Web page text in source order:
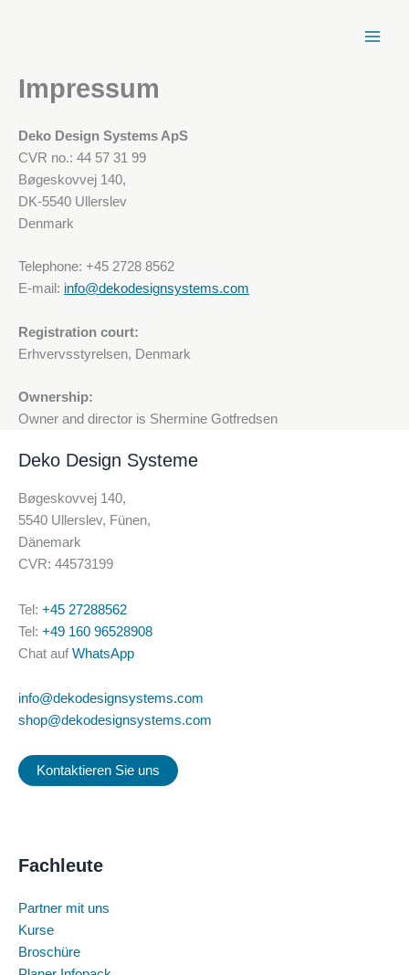
Impressum
Deko Design Systems ApS
CVR no.: 44 57 31 99
Bøgeskovvej 140,
DK-5540 Ullerslev
Denmark
Telephone: +45 2728 8562
E-mail: info@dekodesignsystems.com
Registration court:
Erhvervsstyrelsen, Denmark
Ownership:
Owner and director is Shermine Gotfredsen
Deko Design Systeme
Bøgeskovvej 140,
5540 Ullerslev, Fünen,
Dänemark
CVR: 44573199
Tel: +45 27288562
Tel: +49 160 96528908
Chat auf WhatsApp
info@dekodesignsystems.com
shop@dekodesignsystems.com
Kontaktieren Sie uns
Fachleute
Partner mit uns
Kurse
Broschüre